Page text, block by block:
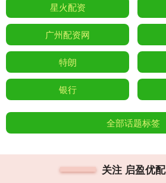
星火配资
广州配资网
特朗
银行
全部话题标签
关注 启盈优配